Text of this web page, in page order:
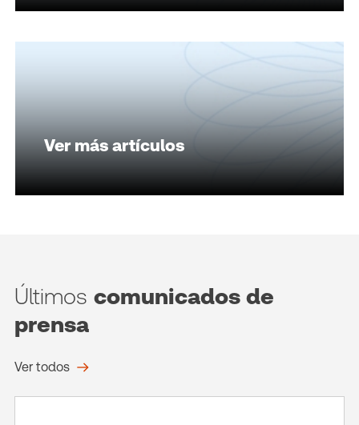
Ver más artículos
Últimos comunicados de
prensa
Ver todos